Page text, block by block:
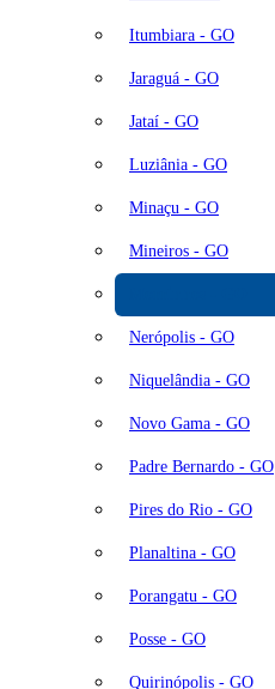
Itumbiara - GO
Jaraguá - GO
Jataí - GO
Luziânia - GO
Minaçu - GO
Mineiros - GO
Nerópolis - GO
Niquelândia - GO
Novo Gama - GO
Padre Bernardo - GO
Pires do Rio - GO
Planaltina - GO
Porangatu - GO
Posse - GO
Quirinópolis - GO